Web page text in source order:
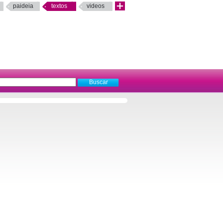
paideia textos videos